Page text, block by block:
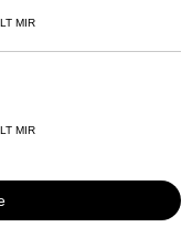
MIR
MIR